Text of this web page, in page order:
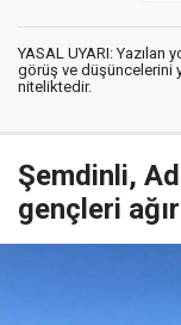
YASAL UYARI: Yazılan
görüş ve düşüncelerini
niteliktedir.
Şemdinli,
gençleri